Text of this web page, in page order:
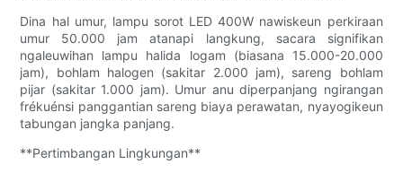
Dina hal umur, lampu sorot LED 400W nawiskeun perkiraan
umur 50.000 jam atanapi langkung, sacara signifikan
ngaleuwihan lampu halida logam (biasana 15.000-20.000
jam), bohlam halogen (sakitar 2.000 jam), sareng bohlam
pijar (sakitar 1.000 jam). Umur anu diperpanjang ngirangan
frékuénsi panggantian sareng biaya perawatan, nyayogikeun
tabungan jangka panjang.
**Pertimbangan Lingkungan**